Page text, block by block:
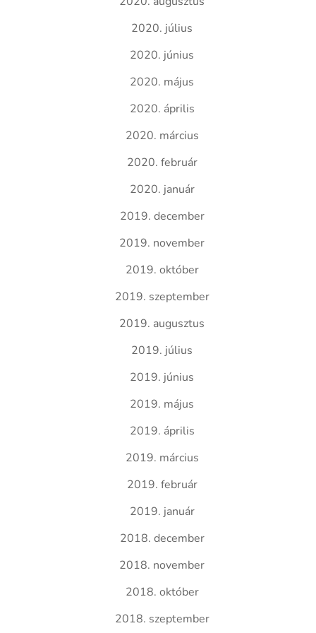
2020. július
2020. június
2020. május
2020. április
2020. március
2020. február
2020. január
2019. december
2019. november
2019. október
2019. szeptember
2019. augusztus
2019. július
2019. június
2019. május
2019. április
2019. március
2019. február
2019. január
2018. december
2018. november
2018. október
2018. szeptember